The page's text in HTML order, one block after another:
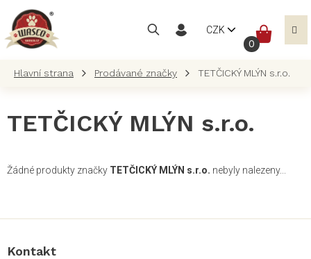
obsah
CZK
Prodávané značky TETČICKÝ MLÝN s.r.o.
TETČICKÝ MLÝN s.r.o.
Žádné produkty značky TETČICKÝ MLÝN s.r.o. nebyly nalezeny...
Kontakt